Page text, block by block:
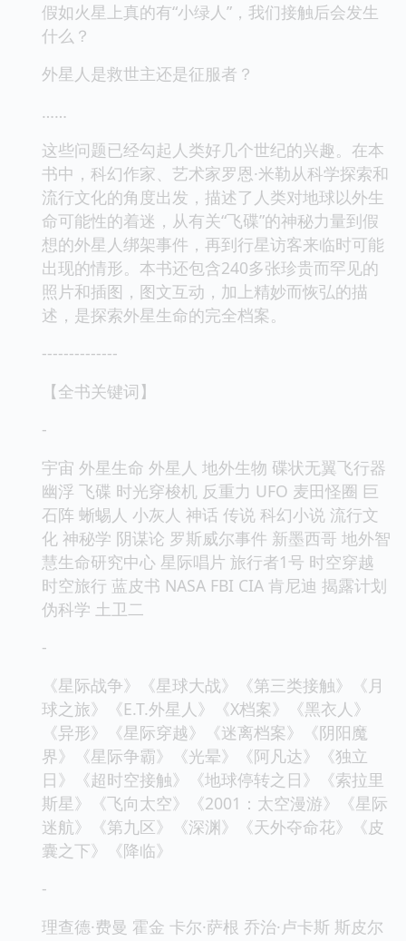
假如火星上真的有“小绿人”，我们接触后会发生
什么？
外星人是救世主还是征服者？
……
这些问题已经勾起人类好几个世纪的兴趣。在本
书中，科幻作家、艺术家罗恩·米勒从科学探索和
流行文化的角度出发，描述了人类对地球以外生
命可能性的着迷，从有关“飞碟”的神秘力量到假
想的外星人绑架事件，再到行星访客来临时可能
出现的情形。本书还包含240多张珍贵而罕见的
照片和插图，图文互动，加上精妙而恢弘的描
述，是探索外星生命的完全档案。
--------------
【全书关键词】
-
宇宙 外星生命 外星人 地外生物 碟状无翼飞行器
幽浮 飞碟 时光穿梭机 反重力 UFO 麦田怪圈 巨
石阵 蜥蜴人 小灰人 神话 传说 科幻小说 流行文
化 神秘学 阴谋论 罗斯威尔事件 新墨西哥 地外智
慧生命研究中心 星际唱片 旅行者1号 时空穿越
时空旅行 蓝皮书 NASA FBI CIA 肯尼迪 揭露计划
伪科学 土卫二
-
《星际战争》《星球大战》《第三类接触》《月
球之旅》《E.T.外星人》《X档案》《黑衣人》
《异形》《星际穿越》《迷离档案》《阴阳魔
界》《星际争霸》《光晕》《阿凡达》《独立
日》《超时空接触》《地球停转之日》《索拉里
斯星》《飞向太空》《2001：太空漫游》《星际
迷航》《第九区》《深渊》《天外夺命花》《皮
囊之下》《降临》
-
理查德·费曼 霍金 卡尔·萨根 乔治·卢卡斯 斯皮尔